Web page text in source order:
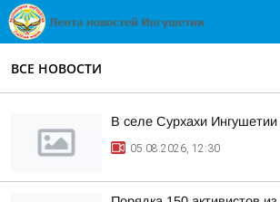
ВСЕ НОВОСТИ
В селе Сурхахи
05.08.2026, 12:30